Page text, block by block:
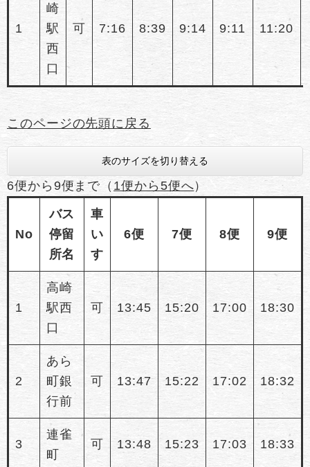
1
崎
駅
西
口
可 7:16 8:39 9:14 9:11 11:20
このページの先頭に戻る
表のサイズを切り替える
6便から9便まで（ 1便から5便へ）
No
バス
停留
所名
車
い
す
6便 7便 8便 9便
1
高崎
駅西
口
可 13:45 15:20 17:00 18:30
2
あら
町銀
行前
可 13:47 15:22 17:02 18:32
3
連雀
町
可 13:48 15:23 17:03 18:33